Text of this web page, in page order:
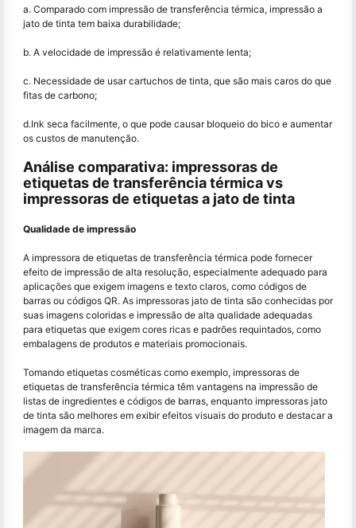
a. Comparado com impressão de transferência térmica, impressão a
jato de tinta tem baixa durabilidade;
b. A velocidade de impressão é relativamente lenta;
c. Necessidade de usar cartuchos de tinta, que são mais caros do que
fitas de carbono;
d.Ink seca facilmente, o que pode causar bloqueio do bico e aumentar
os custos de manutenção.
Análise comparativa: impressoras de
etiquetas de transferência térmica vs
impressoras de etiquetas a jato de tinta
Qualidade de impressão
A impressora de etiquetas de transferência térmica pode fornecer
efeito de impressão de alta resolução, especialmente adequado para
aplicações que exigem imagens e texto claros, como códigos de
barras ou códigos QR. As impressoras jato de tinta são conhecidas por
suas imagens coloridas e impressão de alta qualidade adequadas
para etiquetas que exigem cores ricas e padrões requintados, como
embalagens de produtos e materiais promocionais.
Tomando etiquetas cosméticas como exemplo, impressoras de
etiquetas de transferência térmica têm vantagens na impressão de
listas de ingredientes e códigos de barras, enquanto impressoras jato
de tinta são melhores em exibir efeitos visuais do produto e destacar a
imagem da marca.